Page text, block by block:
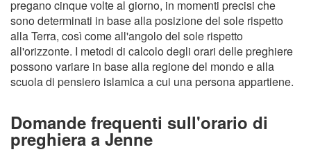
pregano cinque volte al giorno, in momenti precisi che
sono determinati in base alla posizione del sole rispetto
alla Terra, così come all'angolo del sole rispetto
all'orizzonte. I metodi di calcolo degli orari delle preghiere
possono variare in base alla regione del mondo e alla
scuola di pensiero islamica a cui una persona appartiene.
Domande frequenti sull'orario di
preghiera a Jenne